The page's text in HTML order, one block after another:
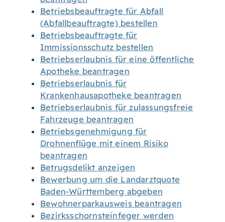
Betriebsbeauftragte für Abfall
(Abfallbeauftragte) bestellen
Betriebsbeauftragte für
Immissionsschutz bestellen
Betriebserlaubnis für eine öffentliche
Apotheke beantragen
Betriebserlaubnis für
Krankenhausapotheke beantragen
Betriebserlaubnis für zulassungsfreie
Fahrzeuge beantragen
Betriebsgenehmigung für
Drohnenflüge mit einem Risiko
beantragen
Betrugsdelikt anzeigen
Bewerbung um die Landarztquote
Baden-Württemberg abgeben
Bewohnerparkausweis beantragen
Bezirksschornsteinfeger werden